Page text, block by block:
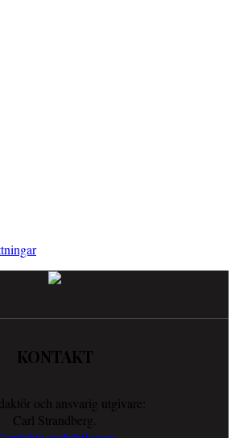
KONTAKT
och ansvarig utgivare:
Carl Strandberg.